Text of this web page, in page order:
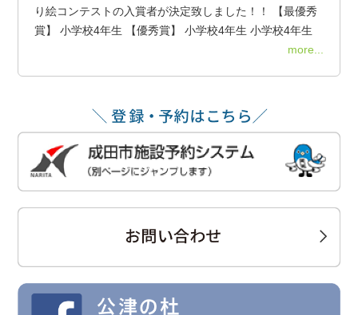
り絵コンテストの入賞者が決定致しました！！ 【最優秀
賞】 小学校4年生 【優秀賞】 小学校4年生 小学校4年生
more...